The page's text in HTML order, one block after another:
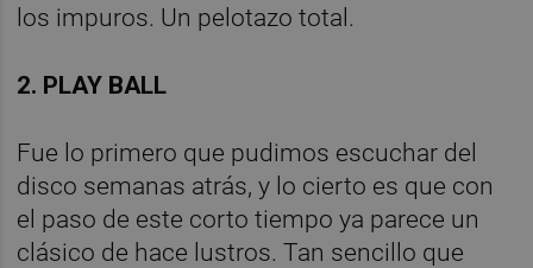
los impuros. Un pelotazo total.
2. PLAY BALL
Fue lo primero que pudimos escuchar del
disco semanas atrás, y lo cierto es que con
el paso de este corto tiempo ya parece un
clásico de hace lustros. Tan sencillo que